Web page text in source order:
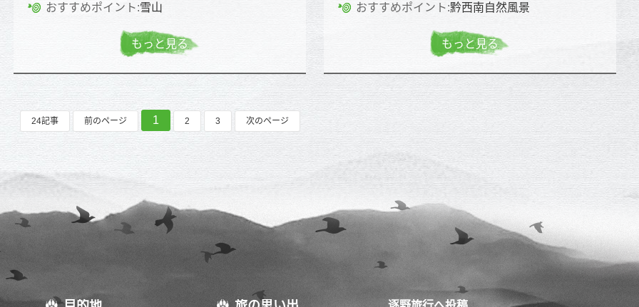
おすすめポイント:雪山
もっと見る
おすすめポイント:黔西南自然風景
もっと見る
24記事 前のページ 1 2 3 次のページ